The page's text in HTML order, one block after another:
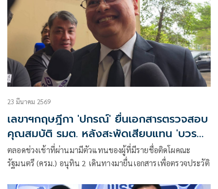
23 มีนาคม 2569
เลขาฯกฤษฎีกา 'ปกรณ์' ยื่นเอกสารตรวจสอบ
คุณสมบัติ รมต. หลังสะพัดเสียบแทน 'บวร
ศักดิ์'
ตลอดช่วงเช้าที่ผ่านมามีตัวแทนของผู้ที่มีรายชื่อติดโผคณะ
รัฐมนตรี (ครม.) อนุทิน 2 เดินทางมายื่นเอกสารเพื่อตรวจประวัติ